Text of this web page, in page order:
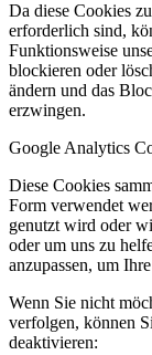
Da diese Cookies
erforderlich sind,
Funktionsweise
blockieren oder
ändern und das
erzwingen.
Google Analytics
Diese Cookies
Form verwendet
genutzt wird oder
oder um uns zu
anzupassen, um
Wenn Sie nicht
verfolgen, können
deaktivieren: